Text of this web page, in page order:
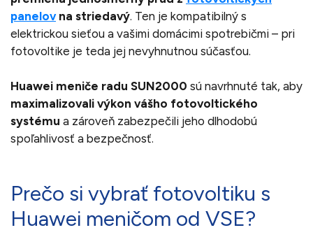
panelovna striedavý. Ten je kompatibilný s
elektrickou sieťou a vašimi domácimi spotrebičmi – pri
fotovoltike je teda jej nevyhnutnou súčasťou.
Huawei meniče radu SUN2000 sú navrhnuté tak, aby
maximalizovali výkon vášho fotovoltického
systému a zároveň zabezpečili jeho dlhodobú
spoľahlivosť a bezpečnosť.
Prečo si vybrať fotovoltiku s
Huawei meničom od VSE?